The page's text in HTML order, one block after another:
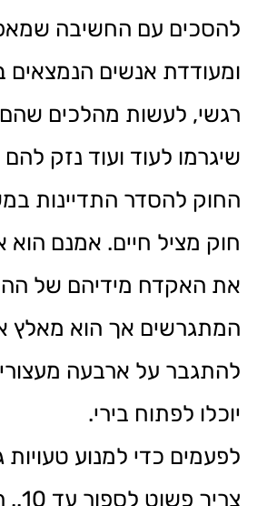
להסכים עם החשיבה
ומעודדת אנשים
רגשי, לעשות מהלכים שהם
שיגרמו לעוד ועוד נזק להם
החוק להסדר התדיינות
חוק מציל חיים. אמנם הוא
את האקדח מידיהם של
המתגרשים אך הוא מאלץ
להתגבר על ארבעה
יוכלו לפתוח בירי.
לפעמים כדי למנוע טעויות
צריך